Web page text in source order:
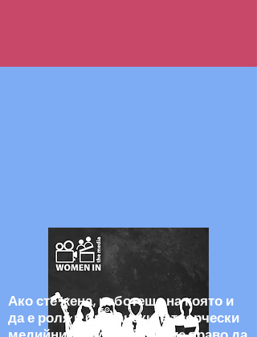
Ако сте жена, работеща на която и
да е роля в британските творчески